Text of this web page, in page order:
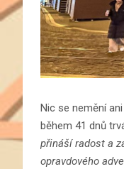
Nic se nemění
během 41 dnů
přináší radost a
opravdového